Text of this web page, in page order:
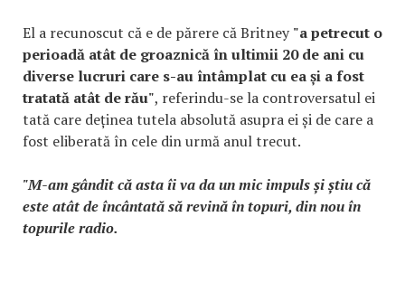
El a recunoscut că e de părere că Britney"a petrecut o
perioadă atât de groaznică în ultimii 20 de ani cu
diverse lucruri care s-au întâmplat cu ea și a fost
tratată atât de rău", referindu-se la controversatul ei
tată care deținea tutela absolută asupra ei și de care a
fost eliberată în cele din urmă anul trecut.
"M-am gândit că asta îi va da un mic impuls și știu că
este atât de încântată să revină în topuri, din nou în
topurile radio.